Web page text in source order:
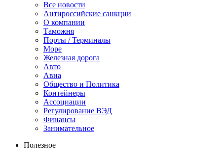
Все новости
Антироссийские санкции
О компании
Таможня
Порты / Терминалы
Море
Железная дорога
Авто
Авиа
Общество и Политика
Контейнеры
Ассоциации
Регулирование ВЭД
Финансы
Занимательное
Полезное